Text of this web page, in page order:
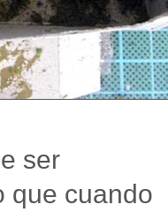
ser
que cuando